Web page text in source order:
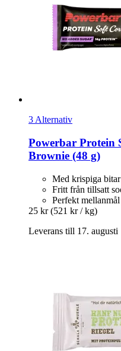
3 Alternativ
Powerbar Protein
Brownie (48 g)
Med krispiga bitar
Fritt från tillsatt
Perfekt
25 kr (521 kr / kg)
Leverans till 17. augusti